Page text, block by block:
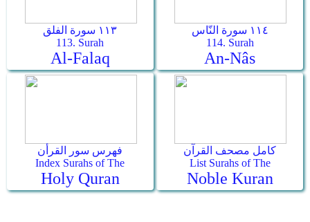
١١٣ سورة الفلق
113. Surah
Al-Falaq
١١٤ سورة النّاس
114. Surah
An-Nâs
فهرس سور القرأن
Index Surahs of The
Holy Quran
كامل مصحف القرآن
List Surahs of The
Noble Kuran